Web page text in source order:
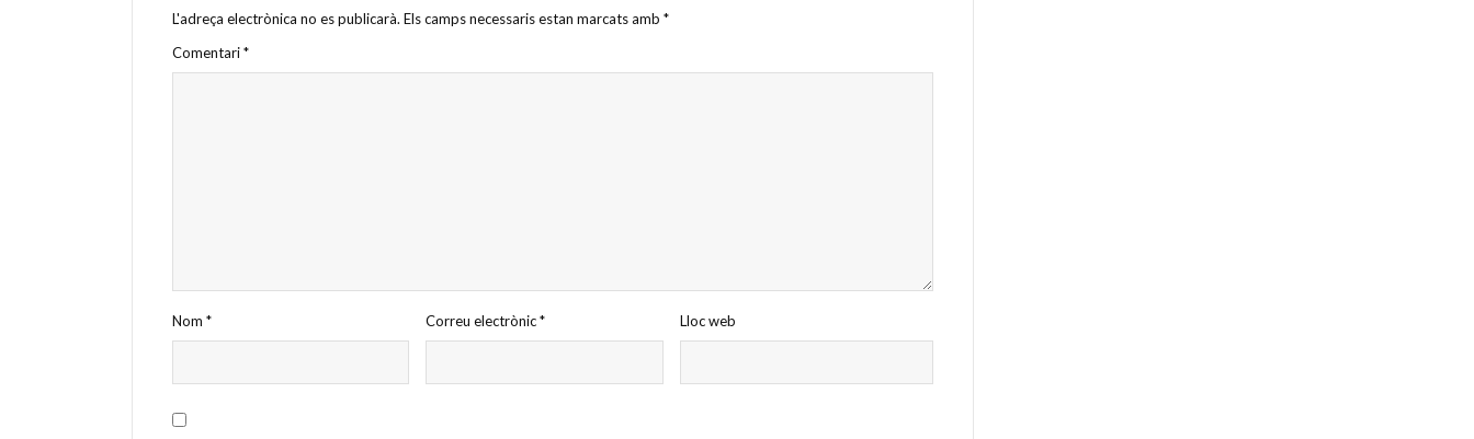
L'adreça electrònica no es publicarà. Els camps necessaris estan marcats amb *
Comentari*
Nom * Correu electrònic* Lloc web